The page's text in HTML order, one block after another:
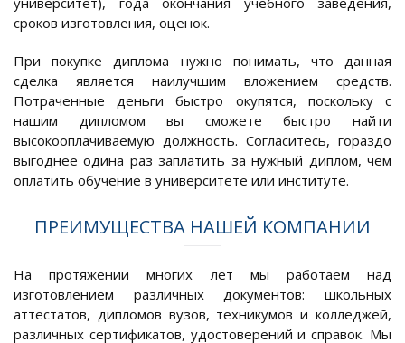
сроков изготовления, оценок.
При покупке диплома нужно понимать, что данная
сделка является наилучшим вложением средств.
Потраченные деньги быстро окупятся, поскольку с
нашим дипломом вы сможете быстро найти
высокооплачиваемую должность. Согласитесь, гораздо
выгоднее одина раз заплатить за нужный диплом, чем
оплатить обучение в университете или институте.
ПРЕИМУЩЕСТВА НАШЕЙ КОМПАНИИ
На протяжении многих лет мы работаем над
изготовлением различных документов: школьных
аттестатов, дипломов вузов, техникумов и колледжей,
различных сертификатов, удостоверений и справок. Мы